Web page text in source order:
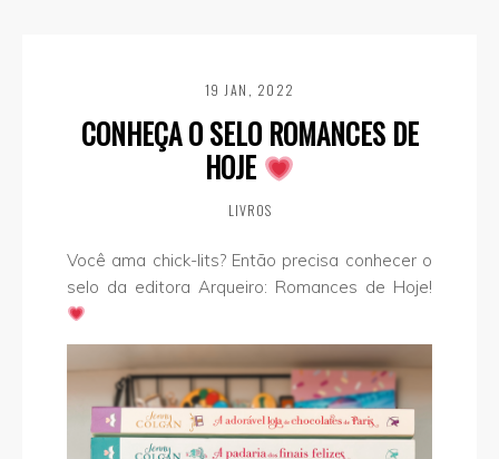
19 JAN, 2022
CONHEÇA O SELO ROMANCES DE
HOJE
LIVROS
Você ama chick-lits? Então precisa conhecer o
selo da editora Arqueiro: Romances de Hoje!